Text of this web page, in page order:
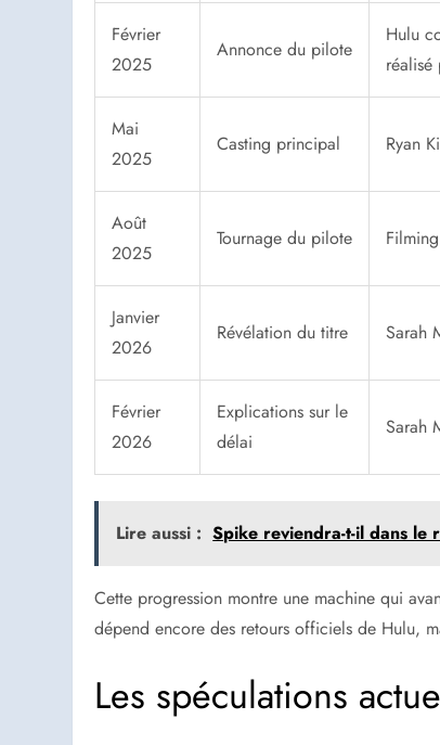
Février
2025
Annonce du pilote
Hulu
Mai
2025
Casting principal Ryan
Août
2025
Tournage du pilote
Janvier
2026
Révélation du titre Sarah
Février
2026
Explications sur le
délai
Sarah
Lire aussi : Spike reviendra-t-il dans le
Cette progression montre une machine qui
dépend encore des retours officiels de Hulu,
Les spéculations